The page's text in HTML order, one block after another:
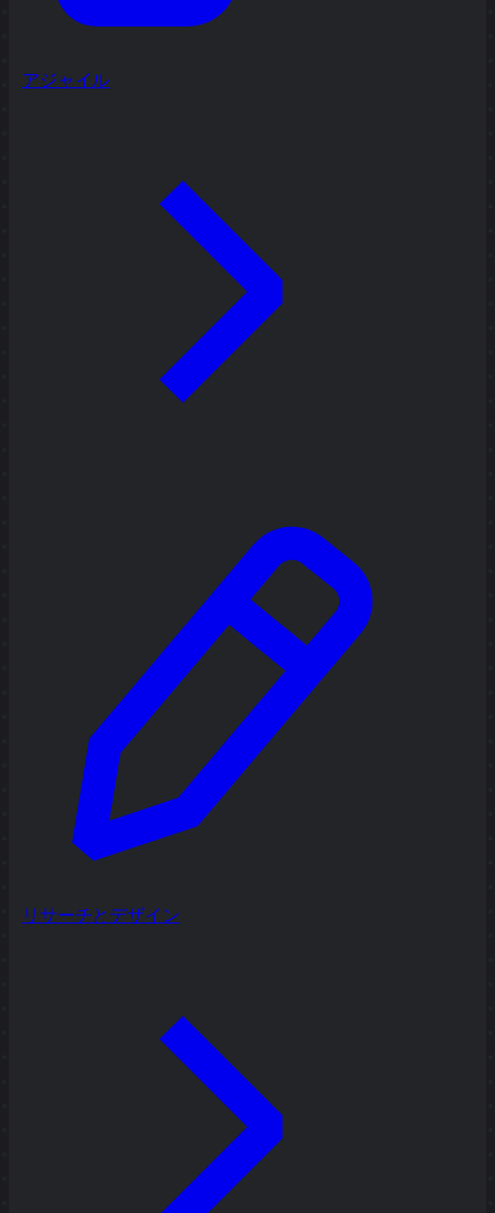
アジャイル
リサーチとデザイン